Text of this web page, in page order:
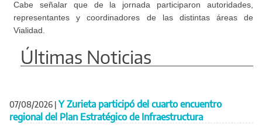
Cabe señalar que de la jornada participaron autoridades,
representantes y coordinadores de las distintas áreas de
Vialidad.
Últimas Noticias
07/08/2026 | Y Zurieta participó del cuarto encuentro
regional del Plan Estratégico de Infraestructura